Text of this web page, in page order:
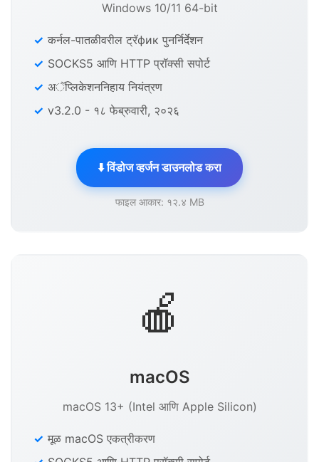
Windows 10/11 64-bit
कर्नल-पातळीवरील ट्रॅфик पुनर्निर्देशन
SOCKS5 आणि HTTP प्रॉक्सी सपोर्ट
अॅप्लिकेशननिहाय नियंत्रण
v3.2.0 - १८ फेब्रुवारी, २०२६
⬇️ विंडोज व्हर्जन डाउनलोड करा
फाइल आकार: १२.४ MB
🍎
macOS
macOS 13+ (Intel आणि Apple Silicon)
मूळ macOS एकत्रीकरण